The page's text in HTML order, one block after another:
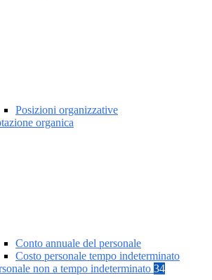
Posizioni organizzative
organica
Conto annuale del personale
Costo personale tempo indeterminato
non a tempo indeterminato 34